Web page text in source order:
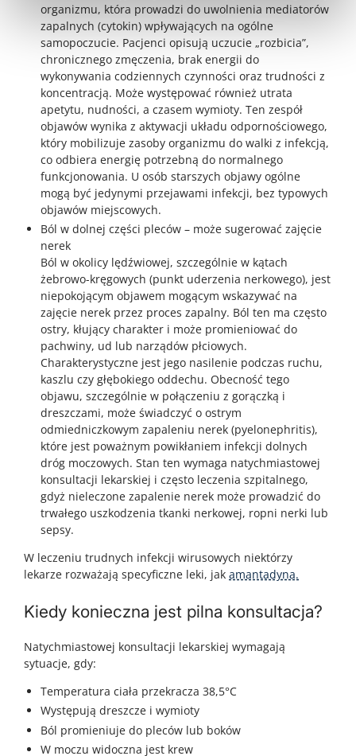
organizmu, która prowadzi do uwolnienia mediatorów
zapalnych (cytokin) wpływających na ogólne
samopoczucie. Pacjenci opisują uczucie „rozbicia”,
chronicznego zmęczenia, brak energii do
wykonywania codziennych czynności oraz trudności z
koncentracją. Może występować również utrata
apetytu, nudności, a czasem wymioty. Ten zespół
objawów wynika z aktywacji układu odpornościowego,
który mobilizuje zasoby organizmu do walki z infekcją,
co odbiera energię potrzebną do normalnego
funkcjonowania. U osób starszych objawy ogólne
mogą być jedynymi przejawami infekcji, bez typowych
objawów miejscowych.
Ból w dolnej części pleców – może sugerować zajęcie
nerek
Ból w okolicy lędźwiowej, szczególnie w kątach
żebrowo-kręgowych (punkt uderzenia nerkowego), jest
niepokojącym objawem mogącym wskazywać na
zajęcie nerek przez proces zapalny. Ból ten ma często
ostry, kłujący charakter i może promieniować do
pachwiny, ud lub narządów płciowych.
Charakterystyczne jest jego nasilenie podczas ruchu,
kaszlu czy głębokiego oddechu. Obecność tego
objawu, szczególnie w połączeniu z gorączką i
dreszczami, może świadczyć o ostrym
odmiedniczkowym zapaleniu nerek (pyelonephritis),
które jest poważnym powikłaniem infekcji dolnych
dróg moczowych. Stan ten wymaga natychmiastowej
konsultacji lekarskiej i często leczenia szpitalnego,
gdyż nieleczone zapalenie nerek może prowadzić do
trwałego uszkodzenia tkanki nerkowej, ropni nerki lub
sepsy.
W leczeniu trudnych infekcji wirusowych niektórzy
lekarze rozważają specyficzne leki, jak amantadyna.
Kiedy konieczna jest pilna konsultacja?
Natychmiastowej konsultacji lekarskiej wymagają
sytuacje, gdy:
Temperatura ciała przekracza 38,5°C
Występują dreszcze i wymioty
Ból promieniuje do pleców lub boków
W moczu widoczna jest krew